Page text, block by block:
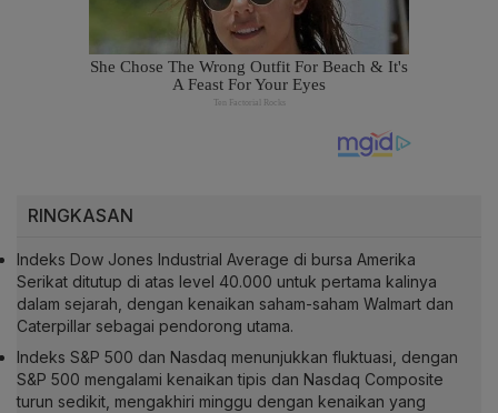
RINGKASAN
Indeks Dow Jones Industrial Average di bursa Amerika
Serikat ditutup di atas level 40.000 untuk pertama kalinya
dalam sejarah, dengan kenaikan saham-saham Walmart dan
Caterpillar sebagai pendorong utama.
Indeks S&P 500 dan Nasdaq menunjukkan fluktuasi, dengan
S&P 500 mengalami kenaikan tipis dan Nasdaq Composite
turun sedikit, mengakhiri minggu dengan kenaikan yang